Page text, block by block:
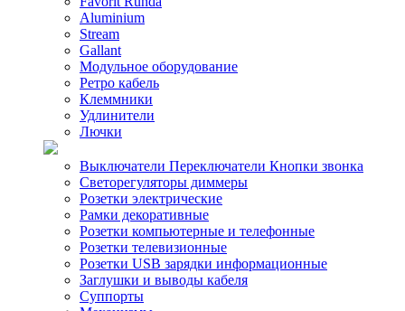
Aluminium
Stream
Gallant
Модульное оборудование
Ретро кабель
Клеммники
Удлинители
Лючки
Выключатели Переключатели Кнопки звонка
Светорегуляторы диммеры
Розетки электрические
Рамки декоративные
Розетки компьютерные и телефонные
Розетки телевизионные
Розетки USB зарядки информационные
Заглушки и выводы кабеля
Суппорты